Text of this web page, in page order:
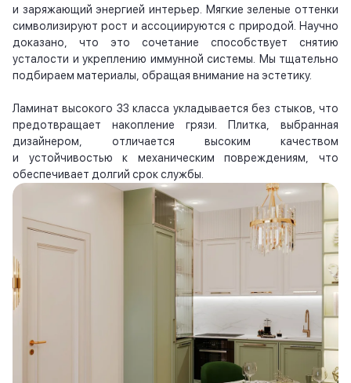
и заряжающий энергией интерьер. Мягкие зеленые оттенки
символизируют рост и ассоциируются с природой. Научно
доказано, что это сочетание способствует снятию
усталости и укреплению иммунной системы. Мы тщательно
подбираем материалы, обращая внимание на эстетику.
Ламинат высокого 33 класса укладывается без стыков, что
предотвращает накопление грязи. Плитка, выбранная
дизайнером, отличается высоким качеством
и устойчивостью к механическим повреждениям, что
обеспечивает долгий срок службы.